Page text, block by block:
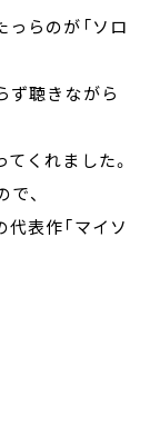
らのが「ソロ
ず聴きながら
くれました。
、
表作「マイソ